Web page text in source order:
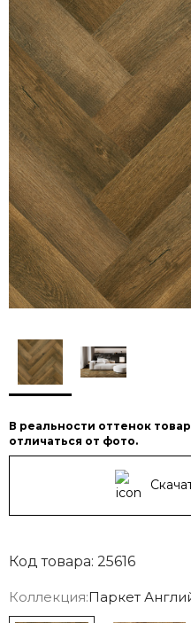
В реальности оттенок
отличаться от фото.
Код товара: 25616
Коллекция:Паркет